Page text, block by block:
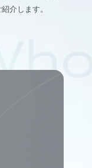
介します。